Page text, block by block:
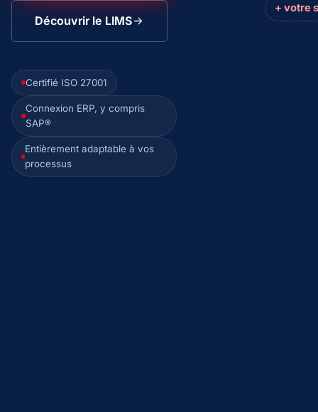
Découvrir le LIMS
Certifié ISO 27001
Connexion ERP, y compris
SAP®
Entièrement adaptable à vos
processus
+ votre